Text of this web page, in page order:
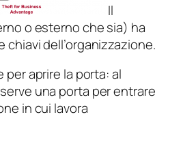
Il
o esterno che sia) ha
chiavi dell’organizzazione.
per aprire la porta: al
una porta per entrare
in cui lavora